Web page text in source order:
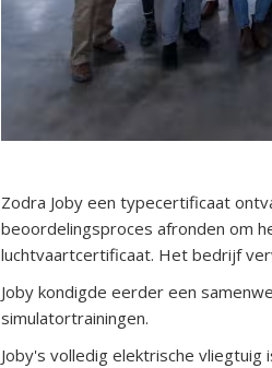
Zodra Joby een typecertificaat
beoordelingsproces afronden om
luchtvaartcertificaat. Het bedrijf
Joby kondigde eerder een
simulatortrainingen.
Joby's volledig elektrische